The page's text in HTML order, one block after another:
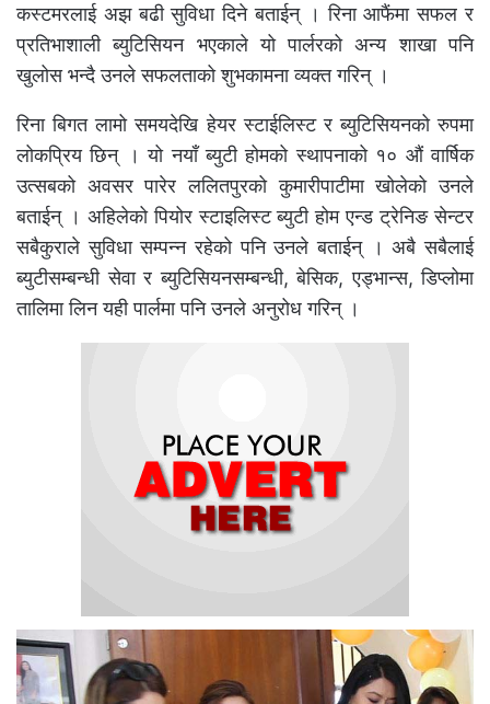
कस्टमरलाई अझ बढी सुविधा दिने बताईन् । रिना आफैंमा सफल र
प्रतिभाशाली ब्युटिसियन भएकाले यो पार्लरको अन्य शाखा पनि
खुलोस भन्दै उनले सफलताको शुभकामना व्यक्त गरिन् ।
रिना बिगत लामो समयदेखि हेयर स्टाईलिस्ट र ब्युटिसियनको रुपमा
लोकप्रिय छिन् । यो नयाँ ब्युटी होमको स्थापनाको १० औं वार्षिक
उत्सबको अवसर पारेर ललितपुरको कुमारीपाटीमा खोलेको उनले
बताईन् । अहिलेको पियोर स्टाइलिस्ट ब्युटी होम एन्ड ट्रेनिङ सेन्टर
सबैकुराले सुविधा सम्पन्न रहेको पनि उनले बताईन् । अबै सबैलाई
ब्युटीसम्बन्धी सेवा र ब्युटिसियनसम्बन्धी, बेसिक, एड्भान्स, डिप्लोमा
तालिमा लिन यही पार्लमा पनि उनले अनुरोध गरिन् ।